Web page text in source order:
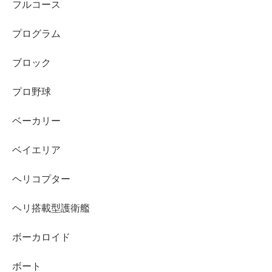
フルコース
プログラム
ブロック
プロ野球
ベーカリー
ベイエリア
ヘリコプター
ヘリ搭載型護衛艦
ボーカロイド
ボート